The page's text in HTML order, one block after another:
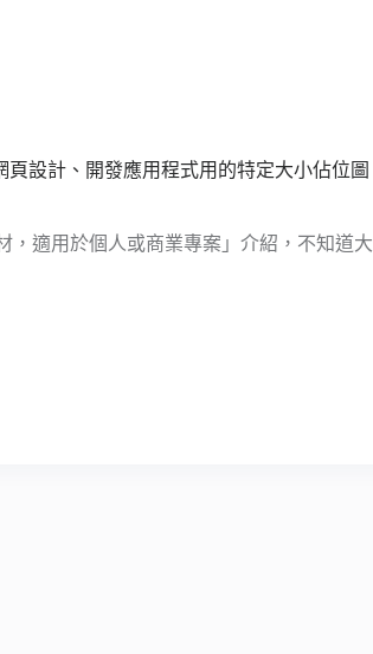
頁設計、開發應用程式用的特定大小佔位圖
，適用於個人或商業專案」介紹，不知道大